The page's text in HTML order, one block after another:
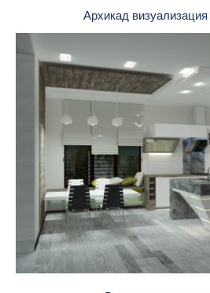
Архикад визуализация